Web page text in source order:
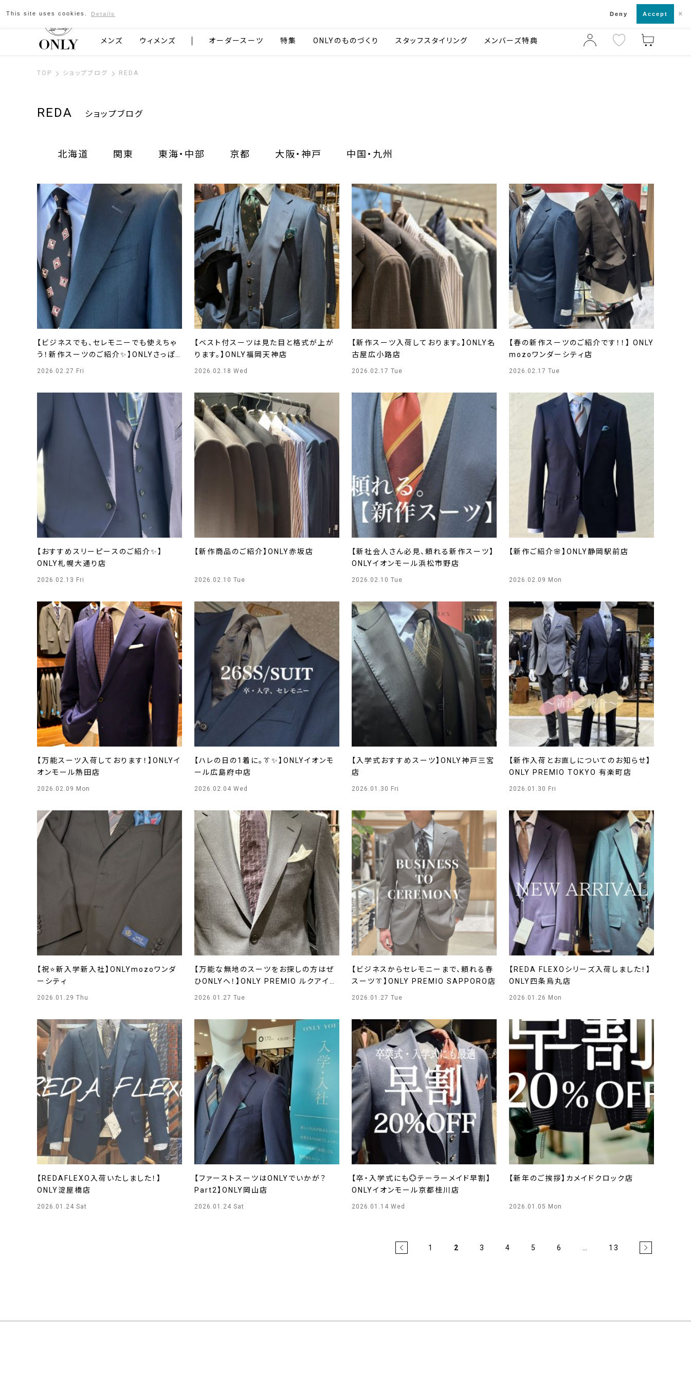
京都発のスーツブランド ONLY 店舗一覧・来店予約
メンズ ウィメンズ オーダースーツ 特集 ONLYのものづくり スタッフスタイリング メンバーズ特典
TOP ショップブログ REDA
REDA ショップブログ
北海道 関東 東海・中部 京都 大阪・神戸 中国・九州
【ビジネスでも、セレモニーでも使えちゃ
う！新作スーツのご紹介✨】ONLYさっぽ
2026.02.27 Fri
【ベスト付スーツは見た目と格式が上が
ります。】ONLY福岡天神店
2026.02.18 Wed
【新作スーツ入荷しております。】ONLY名
古屋広小路店
2026.02.17 Tue
【春の新作スーツのご紹介です！！】 ONLY
mozoワンダーシティ店
2026.02.17 Tue
【おすすめスリーピースのご紹介✨】
ONLY札幌大通り店
2026.02.13 Fri
【新作商品のご紹介】ONLY赤坂店
2026.02.10 Tue
【新社会人さん必見、頼れる新作スーツ】
ONLYイオンモール浜松市野店
2026.02.10 Tue
【新作ご紹介🌸】ONLY静岡駅前店
2026.02.09 Mon
【万能スーツ入荷しております！】ONLYイ
オンモール熱田店
2026.02.09 Mon
【ハレの日の1着に。👔✨】ONLYイオンモ
ール広島府中店
2026.02.04 Wed
【入学式おすすめスーツ】ONLY神戸三宮
店
2026.01.30 Fri
【新作入荷とお直しについてのお知らせ】
ONLY PREMIO TOKYO 有楽町店
2026.01.30 Fri
【祝⭐新入学新入社】ONLYmozoワンダ
ーシティ
2026.01.29 Thu
【万能な無地のスーツをお探しの方はぜ
ひONLYへ！】ONLY PREMIO ルクアイー
2026.01.27 Tue
【ビジネスからセレモニーまで、頼れる春
スーツ👔】ONLY PREMIO SAPPORO店
2026.01.27 Tue
【REDA FLEXOシリーズ入荷しました！】
ONLY四条烏丸店
2026.01.26 Mon
【REDAFLEXO入荷いたしました！】
ONLY淀屋橋店
2026.01.24 Sat
【ファーストスーツはONLYでいかが？
Part2】ONLY岡山店
2026.01.24 Sat
【卒・入学式にも💮テーラーメイド早割】
ONLYイオンモール京都桂川店
2026.01.14 Wed
【新年のご挨拶】カメイドクロック店
2026.01.05 Mon
1 2 3 4 5 6 13
This site uses cookies. Details Deny Accept ×